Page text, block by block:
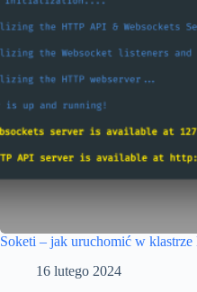
Soketi – jak uruchomić w klastrze
16 lutego 2024